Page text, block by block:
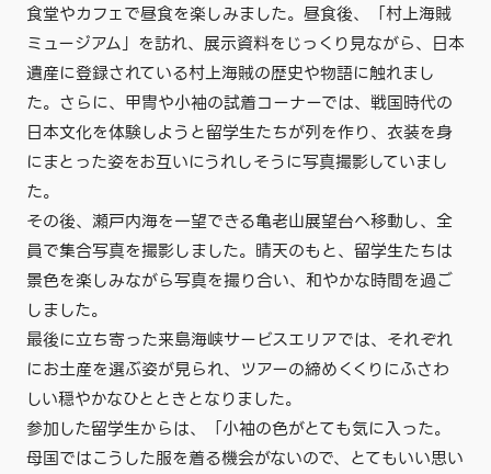
食堂やカフェで昼食を楽しみました。昼食後、「村上海賊
ミュージアム」を訪れ、展示資料をじっくり見ながら、日本
遺産に登録されている村上海賊の歴史や物語に触れまし
た。さらに、甲冑や小袖の試着コーナーでは、戦国時代の
日本文化を体験しようと留学生たちが列を作り、衣装を身
にまとった姿をお互いにうれしそうに写真撮影していまし
た。
その後、瀬戸内海を一望できる亀老山展望台へ移動し、全
員で集合写真を撮影しました。晴天のもと、留学生たちは
景色を楽しみながら写真を撮り合い、和やかな時間を過ご
しました。
最後に立ち寄った来島海峡サービスエリアでは、それぞれ
にお土産を選ぶ姿が見られ、ツアーの締めくくりにふさわ
しい穏やかなひとときとなりました。
参加した留学生からは、「小袖の色がとても気に入った。
母国ではこうした服を着る機会がないので、とてもいい思い